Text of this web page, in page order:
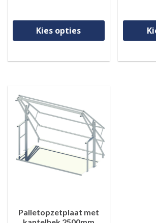
Kies opties
Dit
Palletopzetplaat met